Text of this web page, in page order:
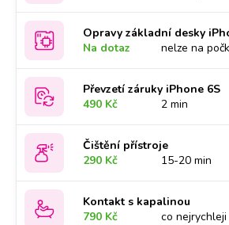
Opravy základní desky
Na dotaz
nelze na
Převzetí záruky iPhone 6S
490 Kč
2 min
Čištění přístroje
290 Kč
15-20 min
Kontakt s kapalinou
790 Kč
co nejrychleji